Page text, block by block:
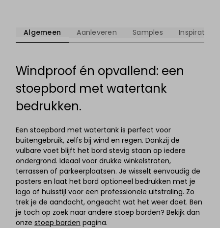
Algemeen Aanleveren Samples Inspiratie
Windproof én opvallend: een
stoepbord met watertank
bedrukken.
Een stoepbord met watertank is perfect voor
buitengebruik, zelfs bij wind en regen. Dankzij de
vulbare voet blijft het bord stevig staan op iedere
ondergrond. Ideaal voor drukke winkelstraten,
terrassen of parkeerplaatsen. Je wisselt eenvoudig de
posters en laat het bord optioneel bedrukken met je
logo of huisstijl voor een professionele uitstraling. Zo
trek je de aandacht, ongeacht wat het weer doet. Ben
je toch op zoek naar andere stoep borden? Bekijk dan
onze stoep borden pagina.